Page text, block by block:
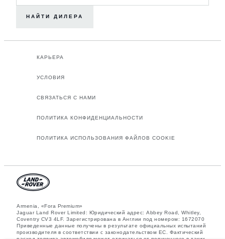
НАЙТИ ДИЛЕРА
КАРЬЕРА
УСЛОВИЯ
СВЯЗАТЬСЯ С НАМИ
ПОЛИТИКА КОНФИДЕНЦИАЛЬНОСТИ
ПОЛИТИКА ИСПОЛЬЗОВАНИЯ ФАЙЛОВ COOKIE
Armenia, «Fora Premium»
Jaguar Land Rover Limited: Юридический адрес: Abbey Road, Whitley,
Coventry CV3 4LF. Зарегистрирована в Англии под номером: 1672070
Приведенные данные получены в результате официальных испытаний
производителя в соответствии с законодательством ЕС. Фактический